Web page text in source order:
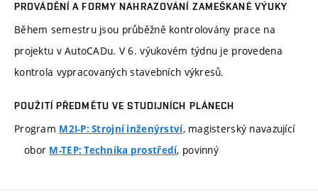
PROVÁDĚNÍ A FORMY NAHRAZOVÁNÍ ZAMEŠKANÉ VÝUKY
Během semestru jsou průběžně kontrolovány prace na
projektu v AutoCADu. V 6. výukovém týdnu je provedena
kontrola vypracovaných stavebních výkresů.
POUŽITÍ PŘEDMĚTU VE STUDIJNÍCH PLÁNECH
Program M2I-P: Strojní inženýrství, magisterský navazující
obor M-TEP: Technika prostředí, povinný